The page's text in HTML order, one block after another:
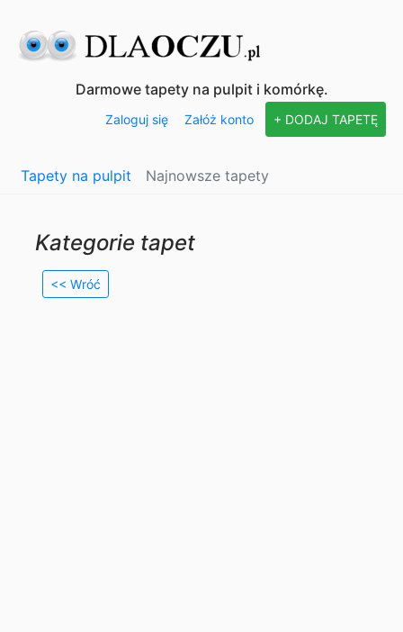
Darmowe tapety na pulpit i komórkę.
Zaloguj się Załóż konto + DODAJ TAPETĘ
Tapety na pulpit Najnowsze tapety
Kategorie tapet
<< Wróć